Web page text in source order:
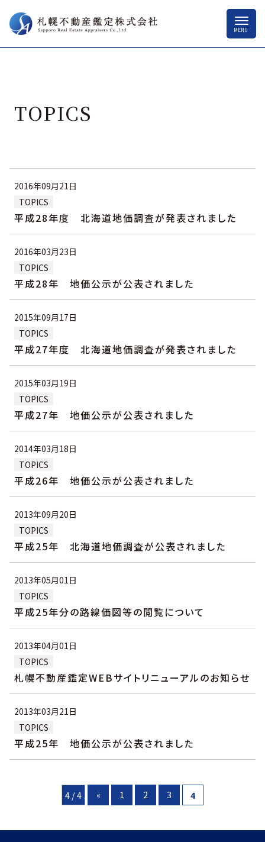
TOPICS
2016年09月21日
TOPICS
平成28年度 北海道地価調査が発表されました
2016年03月23日
TOPICS
平成28年 地価公示が公表されました
2015年09月17日
TOPICS
平成27年度 北海道地価調査が発表されました
2015年03月19日
TOPICS
平成27年 地価公示が公表されました
2014年03月18日
TOPICS
平成26年 地価公示が公表されました
2013年09月20日
TOPICS
平成25年 北海道地価調査が公表されました
2013年05月01日
TOPICS
平成25年分の路線価図等の閲覧について
2013年04月01日
TOPICS
札幌不動産鑑定WEBサイトリニューアルのお知らせ
2013年03月21日
TOPICS
平成25年 地価公示が公表されました
4 / 4 « 1 2 3 4